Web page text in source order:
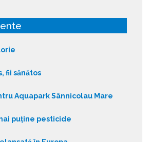
fii sănătos
Aquapark Sânnicolau Mare
puține pesticide